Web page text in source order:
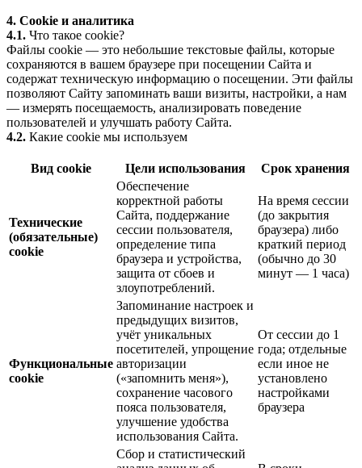
4. Cookie и аналитика
4.1. Что такое cookie?
Файлы cookie — это небольшие текстовые файлы, которые
сохраняются в вашем браузере при посещении Сайта и
содержат техническую информацию о посещении. Эти файлы
позволяют Сайту запоминать ваши визиты, настройки, а нам
— измерять посещаемость, анализировать поведение
пользователей и улучшать работу Сайта.
4.2. Какие cookie мы используем
Вид cookie Цели использования Срок хранения
Технические
(обязательные)
cookie
Обеспечение
корректной работы
Сайта, поддержание
сессии пользователя,
определение типа
браузера и устройства,
защита от сбоев и
злоупотреблений.
На время сессии
(до закрытия
браузера) либо
краткий период
(обычно до 30
минут — 1 часа)
Функциональные
cookie
Запоминание настроек и
предыдущих визитов,
учёт уникальных
посетителей, упрощение
авторизации
(«запомнить меня»),
сохранение часового
пояса пользователя,
улучшение удобства
использования Сайта.
От сессии до 1
года; отдельные
если иное не
установлено
настройками
браузера
Сбор и статистический